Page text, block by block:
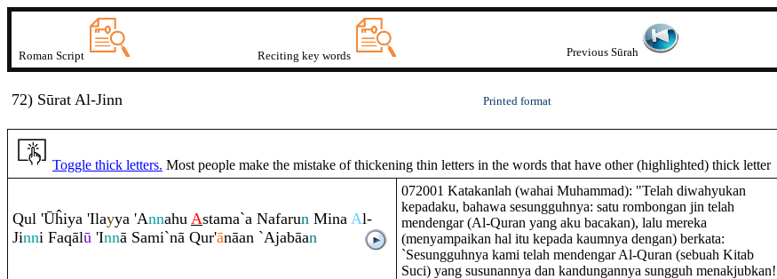
Roman Script Reciting key words Previous Sūrah
72) Sūrat Al-Jinn Printed format
Toggle thick letters. Most people make the mistake of thickening thin letters in the words that have other (highlighted) thick letter
Qul 'Ūĥiya 'Ilayya 'Annahu Astama`a Nafarun Mina Al-
Jinni Faqālū 'Innā Sami`nā Qur'ānāan `Ajabāan
072001 Katakanlah (wahai Muhammad): "Telah diwahyukan
kepadaku, bahawa sesungguhnya: satu rombongan jin telah
mendengar (Al-Quran yang aku bacakan), lalu mereka
(menyampaikan hal itu kepada kaumnya dengan) berkata:
`Sesungguhnya kami telah mendengar Al-Quran (sebuah Kitab
Suci) yang susunannya dan kandungannya sungguh menakjubkan!